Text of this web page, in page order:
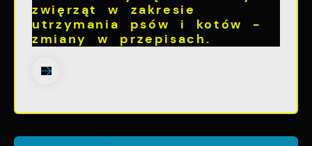
zwięrząt w zakresie
utrzymania psów i kotów -
zmiany w przepisach.